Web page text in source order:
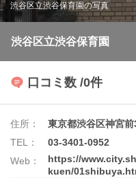
渋谷区立渋谷保育園の写真
渋谷区立渋谷保育園
口コミ数 /0件
住所：
東京都渋谷区神宮
TEL：
03-3401-0952
Web：
https://
kuen/